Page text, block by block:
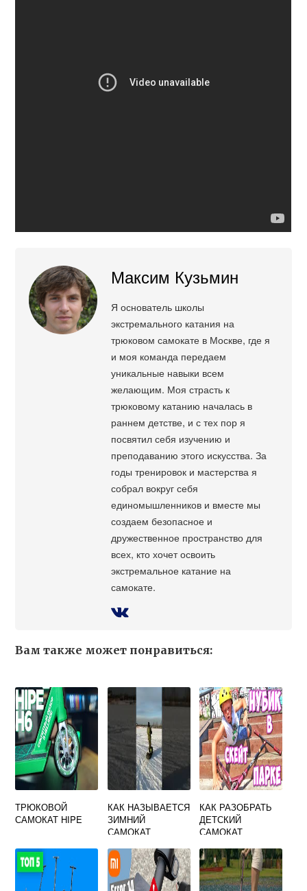
Максим Кузьмин
Я основатель школы
экстремального катания на
трюковом самокате в Москве, где я
и моя команда передаем
уникальные навыки всем
желающим. Моя страсть к
трюковому катанию началась в
раннем детстве, и с тех пор я
посвятил себя изучению и
преподаванию этого искусства. За
годы тренировок и мастерства я
собрал вокруг себя
единомышленников и вместе мы
создаем безопасное и
дружественное пространство для
всех, кто хочет освоить
экстремальное катание на
самокате.
Вам также может понравиться:
ТРЮКОВОЙ
САМОКАТ HIPE
КАК НАЗЫВАЕТСЯ
ЗИМНИЙ
САМОКАТ
КАК РАЗОБРАТЬ
ДЕТСКИЙ
САМОКАТ